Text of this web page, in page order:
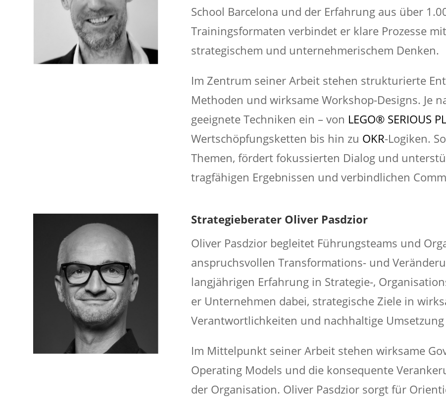
School Barcelona und der Erfahrung aus über
Trainingsformaten verbindet er klare Prozesse
strategischem und unternehmerischem Denken.
Im Zentrum seiner Arbeit stehen strukturierte
Methoden und wirksame Workshop-Designs. Je
geeignete Techniken ein – von LEGO® SERIOUS
Wertschöpfungsketten bis hin zu OKR-Logiken.
Themen, fördert fokussierten Dialog und
tragfähigen Ergebnissen und verbindlichen
Strategieberater Oliver Pasdzior
Oliver Pasdzior begleitet Führungsteams und
anspruchsvollen Transformations- und
langjährigen Erfahrung in Strategie-,
er Unternehmen dabei, strategische Ziele in
Verantwortlichkeiten und nachhaltige
Im Mittelpunkt seiner Arbeit stehen wirksame
Operating Models und die konsequente
der Organisation. Oliver Pasdzior sorgt für